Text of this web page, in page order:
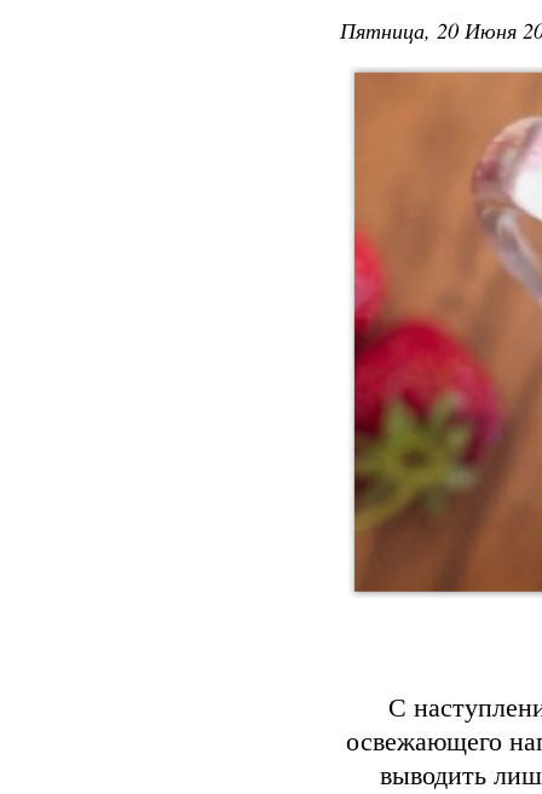
Пятница, 20 Июня
С
освежающего
выводить